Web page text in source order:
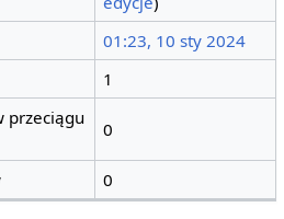
01:23, 10 sty 2024
1
przeciągu
0
0